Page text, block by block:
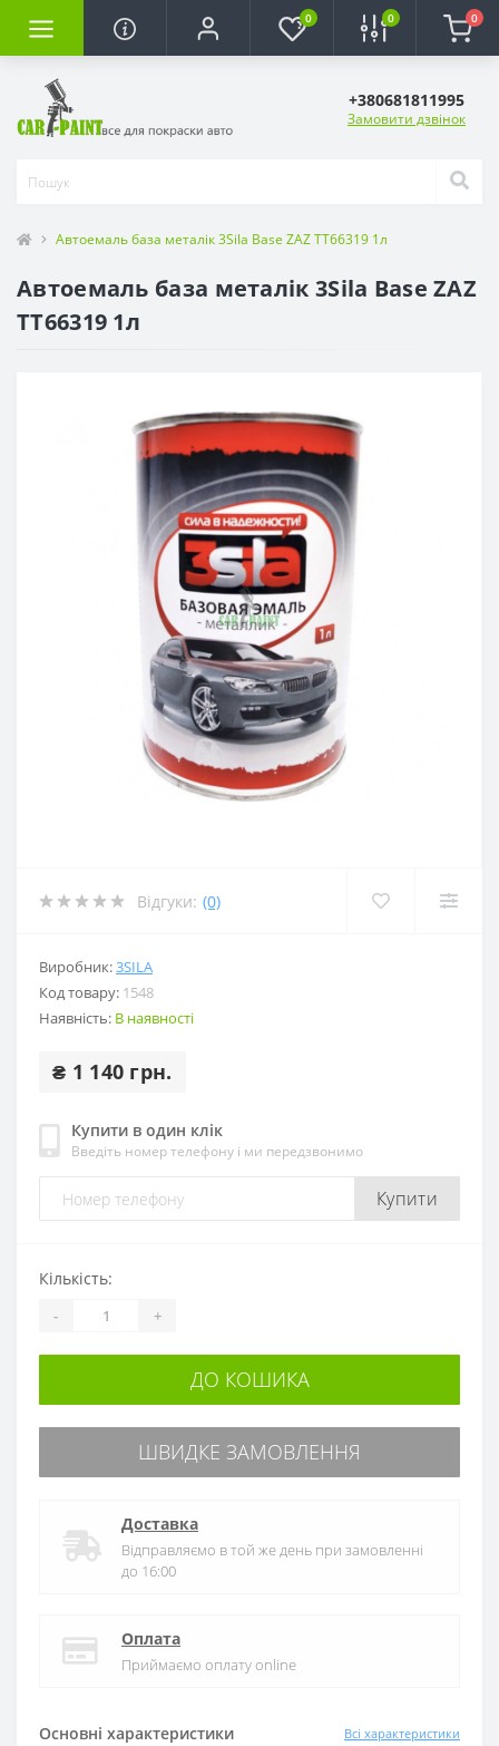
0 0 0
+380681811995
Замовити дзвінок
Автоемаль база металік 3Sila Base ZAZ TT66319 1л
Автоемаль база металік 3Sila Base ZAZ
TT66319 1л
Відгуки: (0)
Виробник:3SILA
Код товару: 1548
Наявність: В наявності
₴ 1 140 грн.
Купити в один клік
Введіть номер телефону і ми передзвонимо
Купити
Основні характеристики Всі характеристики
Кількість:
- +
ДО КОШИКА
ШВИДКЕ ЗАМОВЛЕННЯ
Доставка
Відправляємо в той же день при замовленні
до 16:00
Оплата
Приймаємо оплату online